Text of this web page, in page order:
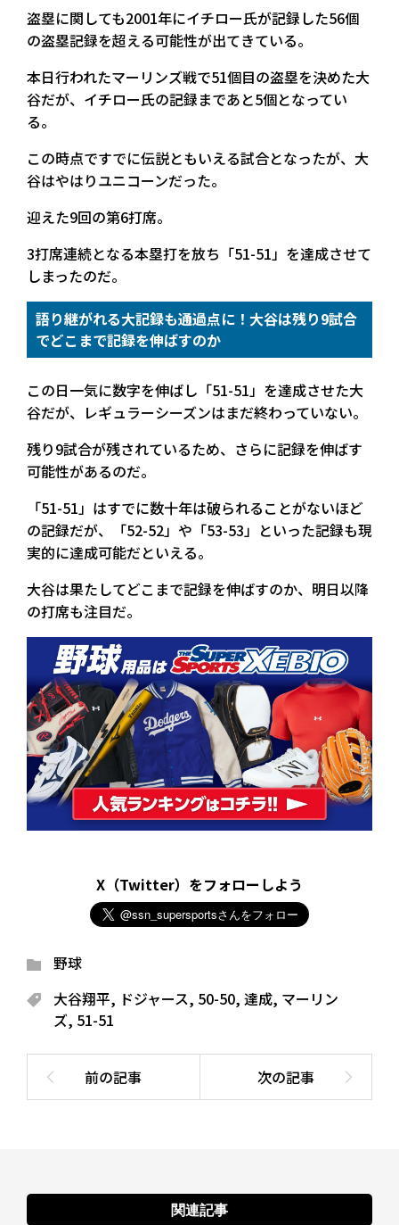
盗塁に関しても2001年にイチロー氏が記録した56個
の盗塁記録を超える可能性が出てきている。
本日行われたマーリンズ戦で51個目の盗塁を決めた大
谷だが、イチロー氏の記録まであと5個となってい
る。
この時点ですでに伝説ともいえる試合となったが、大
谷はやはりユニコーンだった。
迎えた9回の第6打席。
3打席連続となる本塁打を放ち「51-51」を達成させて
しまったのだ。
語り継がれる大記録も通過点に！大谷は残り9試合
でどこまで記録を伸ばすのか
この日一気に数字を伸ばし「51-51」を達成させた大
谷だが、レギュラーシーズンはまだ終わっていない。
残り9試合が残されているため、さらに記録を伸ばす
可能性があるのだ。
「51-51」はすでに数十年は破られることがないほど
の記録だが、「52-52」や「53-53」といった記録も現
実的に達成可能だといえる。
大谷は果たしてどこまで記録を伸ばすのか、明日以降
の打席も注目だ。
X（Twitter）をフォローしよう
野球
大谷翔平, ドジャース, 50-50, 達成, マーリン
ズ, 51-51
関連記事